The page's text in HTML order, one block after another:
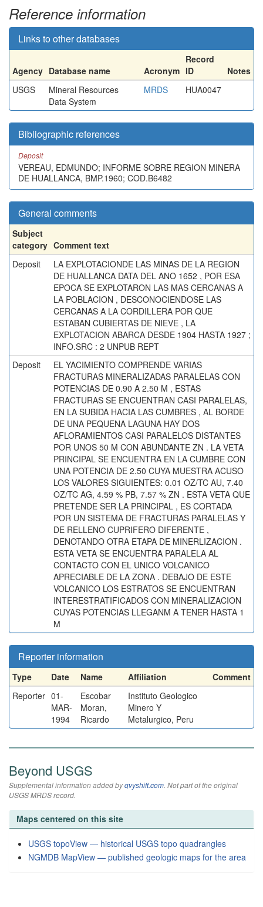
Reference information
Links to other databases
Agency Database name Acronym
Record
ID
Notes
USGS
Mineral Resources
Data System
MRDS HUA0047
Bibliographic references
Deposit
VEREAU, EDMUNDO; INFORME SOBRE REGION MINERA
DE HUALLANCA, BMP.1960; COD.B6482
General comments
Subject
category Comment text
Deposit
LA EXPLOTACIONDE LAS MINAS DE LA REGION
DE HUALLANCA DATA DEL ANO 1652 , POR ESA
EPOCA SE EXPLOTARON LAS MAS CERCANAS A
LA POBLACION , DESCONOCIENDOSE LAS
CERCANAS A LA CORDILLERA POR QUE
ESTABAN CUBIERTAS DE NIEVE , LA
EXPLOTACION ABARCA DESDE 1904 HASTA 1927 ;
INFO.SRC : 2 UNPUB REPT
Deposit
EL YACIMIENTO COMPRENDE VARIAS
FRACTURAS MINERALIZADAS PARALELAS CON
POTENCIAS DE 0.90 A 2.50 M , ESTAS
FRACTURAS SE ENCUENTRAN CASI PARALELAS,
EN LA SUBIDA HACIA LAS CUMBRES , AL BORDE
DE UNA PEQUENA LAGUNA HAY DOS
AFLORAMIENTOS CASI PARALELOS DISTANTES
POR UNOS 50 M CON ABUNDANTE ZN . LA VETA
PRINCIPAL SE ENCUENTRA EN LA CUMBRE CON
UNA POTENCIA DE 2.50 CUYA MUESTRA ACUSO
LOS VALORES SIGUIENTES: 0.01 OZ/TC AU, 7.40
OZ/TC AG, 4.59 % PB, 7.57 % ZN . ESTA VETA QUE
PRETENDE SER LA PRINCIPAL , ES CORTADA
POR UN SISTEMA DE FRACTURAS PARALELAS Y
DE RELLENO CUPRIFERO DIFERENTE ,
DENOTANDO OTRA ETAPA DE MINERLIZACION .
ESTA VETA SE ENCUENTRA PARALELA AL
CONTACTO CON EL UNICO VOLCANICO
APRECIABLE DE LA ZONA . DEBAJO DE ESTE
VOLCANICO LOS ESTRATOS SE ENCUENTRAN
INTERESTRATIFICADOS CON MINERALIZACION
CUYAS POTENCIAS LLEGANM A TENER HASTA 1
M
Reporter information
Type Date Name Affiliation
Comment
Reporter 01-
MAR-
1994
Escobar
Moran,
Ricardo
Instituto Geologico
Minero Y
Metalurgico, Peru
Beyond USGS
Supplemental information added byqvyshift.com. Not part of the original
USGS MRDS record.
Maps centered on this site
USGS topoView — historical USGS topo quadrangles
NGMDB MapView — published geologic maps for the area